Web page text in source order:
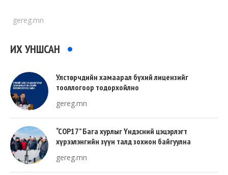
gereg.mn
ИХ УНШСАН
Улстөрчдийн хамаарал бүхий лицензийг
тооллогоор тодорхойлно
gereg.mn
“COP17” Бага хурлыг Үндэсний цэцэрлэгт
хүрээлэнгийн зүүн талд зохион байгуулна
gereg.mn